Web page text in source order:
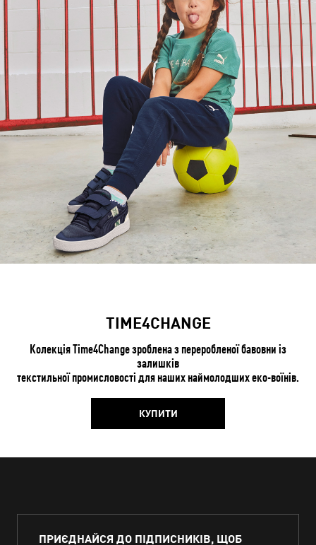
TIME4CHANGE
Колекція Time4Change зроблена з переробленої бавовни із
залишків
текстильної промисловості для наших наймолодших еко-воїнів.
КУПИТИ
ПРИЄДНАЙСЯ ДО ПІДПИСНИКІВ, ЩОБ